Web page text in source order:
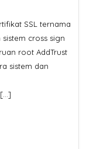
SSL ternama
cross sign
root AddTrust
sistem dan